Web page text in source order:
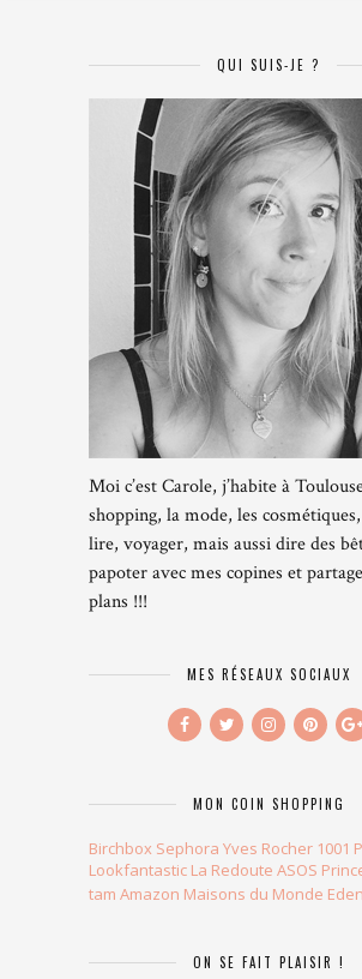
QUI SUIS-JE ?
Moi c’est Carole, j’habite à
shopping, la mode, les
lire, voyager, mais aussi dire des
papoter avec mes copines et
plans !!!
MES RÉSEAUX SOCIAUX
MON COIN SHOPPING
Birchbox Sephora Yves Rocher 1001
Lookfantastic La Redoute ASOS
tam Amazon Maisons du Monde
ON SE FAIT PLAISIR !